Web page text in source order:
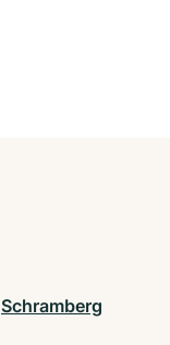
Schramberg